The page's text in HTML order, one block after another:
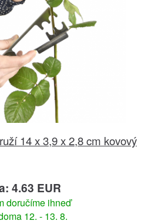
14 x 3,9 x 2,8 cm kovový
4.63 EUR
doručíme ihneď
12. - 13. 8.